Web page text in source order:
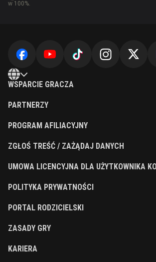
w 100%.
WSPARCIE GRACZA
PARTNERZY
PROGRAM AFILIACYJNY
ZGŁOŚ TREŚĆ / ZAŻĄDAJ DANYCH
UMOWA LICENCYJNA DLA UŻYTKOWNIKA
POLITYKA PRYWATNOŚCI
PORTAL RODZICIELSKI
ZASADY GRY
KARIERA